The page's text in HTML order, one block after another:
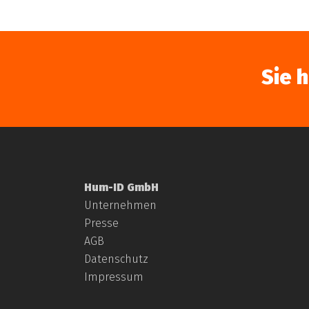
Sie
Hum-ID GmbH
Unternehmen
Presse
AGB
Datenschutz
Impressum